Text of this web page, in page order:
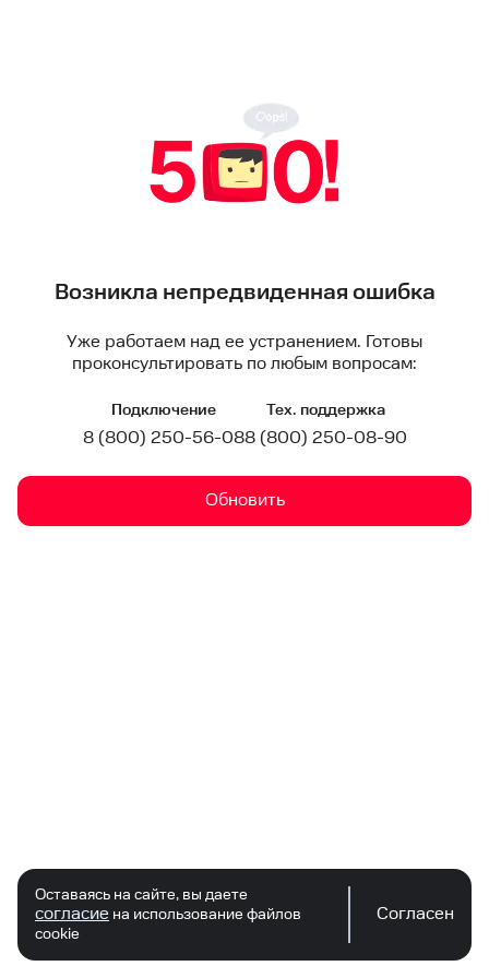
Возникла непредвиденная ошибка
Уже работаем над ее устранением. Готовы
проконсультировать по любым вопросам:
Подключение
8 (800) 250-56-08
Тех. поддержка
8 (800) 250-08-90
Обновить
Оставаясь на сайте, вы даете
согласие на использование файлов
cookie
Согласен